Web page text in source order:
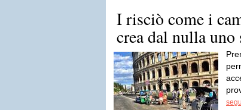
I risciò come i
crea dal nulla uno